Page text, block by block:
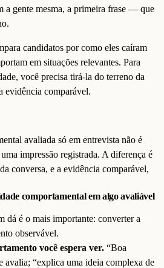
a gente mesma, a primeira frase — que
candidatos por como eles caíram
em situações relevantes. Para
você precisa tirá-la do terreno da
evidência comparável.
avaliada só em entrevista não é
impressão registrada. A diferença é
conversa, e a evidência comparável,
comportamental em algo avaliável
dá é o mais importante: converter a
observável.
você espera ver. “Boa
avalia; “explica uma ideia complexa de